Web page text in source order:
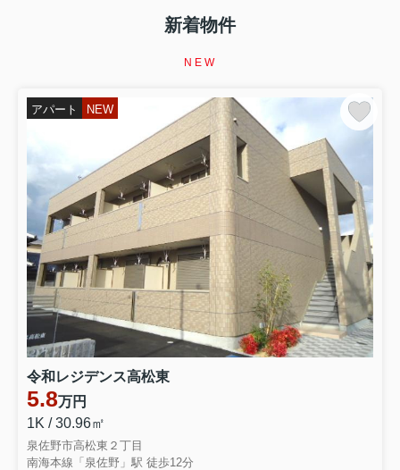
新着物件
NEW
アパート NEW
令和レジデンス高松東
5.8万円
1K / 30.96㎡
泉佐野市高松東２丁目
南海本線「泉佐野」駅 徒歩12分